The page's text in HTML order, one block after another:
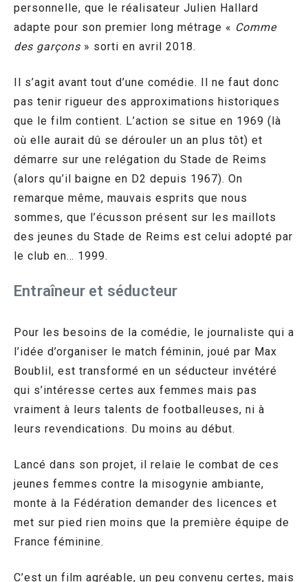
personnelle, que le réalisateur Julien Hallard
adapte pour son premier long métrage « Comme
des garçons » sorti en avril 2018.
Il s’agit avant tout d’une comédie. Il ne faut donc
pas tenir rigueur des approximations historiques
que le film contient. L’action se situe en 1969 (là
où elle aurait dû se dérouler un an plus tôt) et
démarre sur une relégation du Stade de Reims
(alors qu’il baigne en D2 depuis 1967). On
remarque même, mauvais esprits que nous
sommes, que l’écusson présent sur les maillots
des jeunes du Stade de Reims est celui adopté par
le club en… 1999.
Entraîneur et séducteur
Pour les besoins de la comédie, le journaliste qui a
l’idée d’organiser le match féminin, joué par Max
Boublil, est transformé en un séducteur invétéré
qui s’intéresse certes aux femmes mais pas
vraiment à leurs talents de footballeuses, ni à
leurs revendications. Du moins au début.
Lancé dans son projet, il relaie le combat de ces
jeunes femmes contre la misogynie ambiante,
monte à la Fédération demander des licences et
met sur pied rien moins que la première équipe de
France féminine.
C’est un film agréable, un peu convenu certes, mais